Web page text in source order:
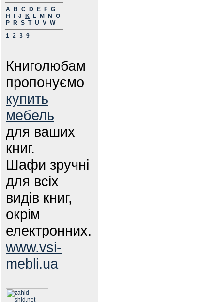
A
B C D E F G
H
J K L M N
O
P
R S T U V W
1 2 3 9
Книголюбам
пропонуємо
купить
мебель
для ваших
книг.
Шафи зручні
для всіх
видів книг,
окрім
електронних.
www.vsi-
mebli.ua